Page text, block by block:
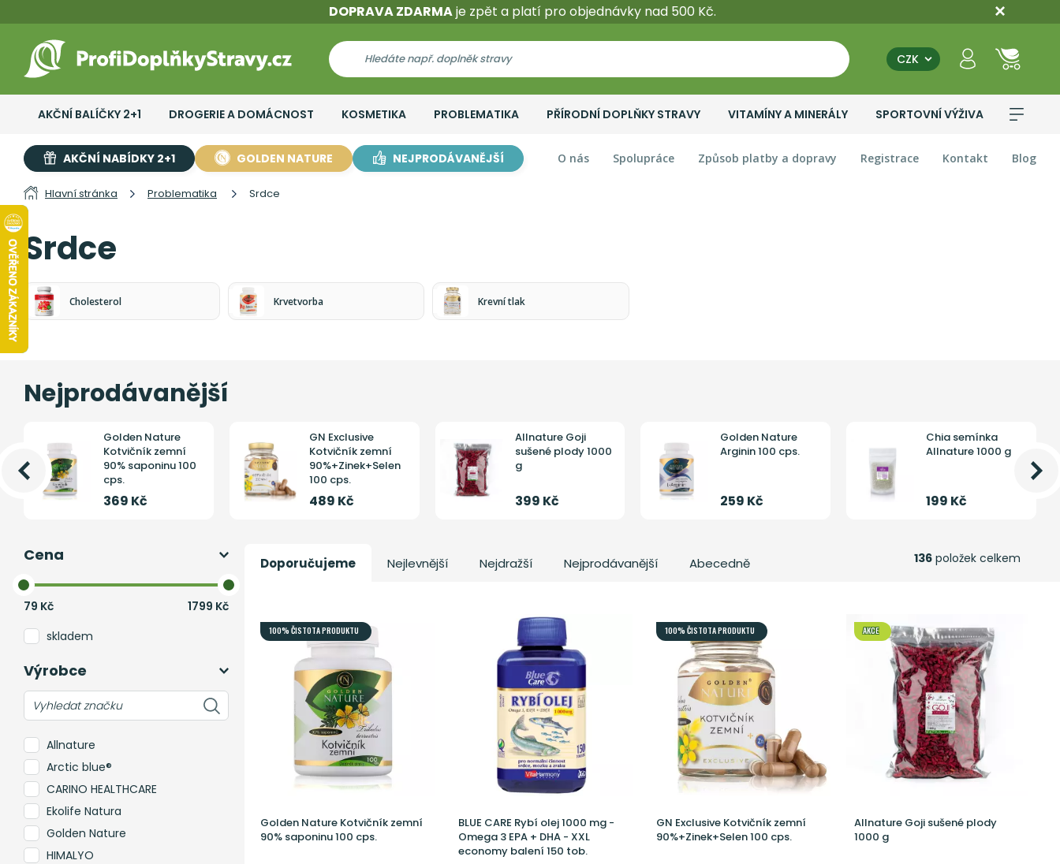
DOPRAVA ZDARMAje zpět a platí pro objednávky nad 500 Kč.
CZK
AKČNÍ BALÍČKY 2+1 DROGERIE A DOMÁCNOST KOSMETIKA PROBLEMATIKA PŘÍRODNÍ DOPLŇKY STRAVY VITAMÍNY A MINERÁLY SPORTOVNÍ VÝŽIVA
AKČNÍ NABÍDKY 2+1 GOLDEN NATURE NEJPRODÁVANĚJŠÍ O nás Spolupráce Způsob platby a dopravy Registrace Kontakt Blog
Hlavní stránka Problematika Srdce
Srdce
Cholesterol Krvetvorba Krevní tlak
Nejprodávanější
Golden Nature
Kotvičník zemní
90% saponinu 100
cps.
369 Kč
GN Exclusive
Kotvičník zemní
90%+Zinek+Selen
100 cps.
489 Kč
Allnature Goji
sušené plody 1000
g
399 Kč
Golden Nature
Arginin 100 cps.
259 Kč
Chia semínka
Allnature 1000 g
199 Kč
Doporučujeme Nejlevnější Nejdražší Nejprodávanější Abecedně 136 položek celkem
100% ČISTOTA PRODUKTU
Golden Nature Kotvičník zemní
90% saponinu 100 cps.
BLUE CARE Rybí olej 1000 mg -
Omega 3 EPA + DHA - XXL
economy balení 150 tob.
100% ČISTOTA PRODUKTU
GN Exclusive Kotvičník zemní
90%+Zinek+Selen 100 cps.
AKCE
Allnature Goji sušené plody
1000 g
Cena
79 Kč 1799 Kč
skladem
Výrobce
Allnature
Arctic blue®
CARINO HEALTHCARE
Ekolife Natura
Golden Nature
HIMALYO